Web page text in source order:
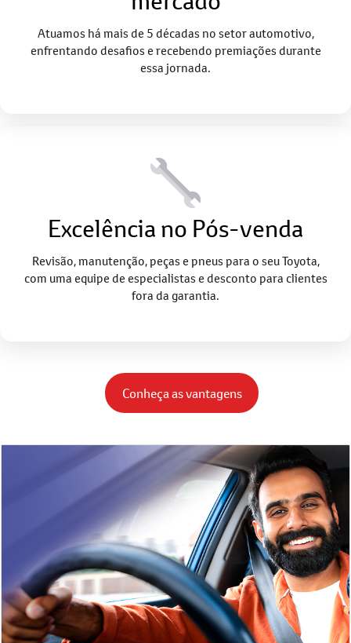
enfrentando desafios e recebendo premiações durante
essa jornada.
Excelência no Pós-venda
com uma equipe de especialistas e desconto para clientes
fora da garantia.
Conheça as vantagens